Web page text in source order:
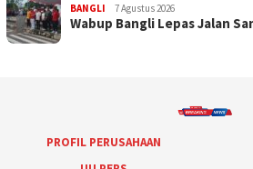
BANGLI 7 Agustus 2026
Wabup Bangli Lepas Jalan
PROFIL PERUSAHAAN